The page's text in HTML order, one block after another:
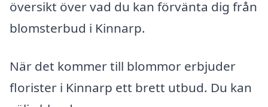
översikt över vad du kan förvänta dig från
blomsterbud i Kinnarp.
När det kommer till blommor erbjuder
florister i Kinnarp ett brett utbud. Du kan